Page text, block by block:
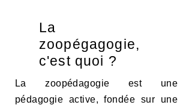
La
zoopégagogie,
c'est quoi ?
La zoopédagogie est une
pédagogie active, fondée sur une